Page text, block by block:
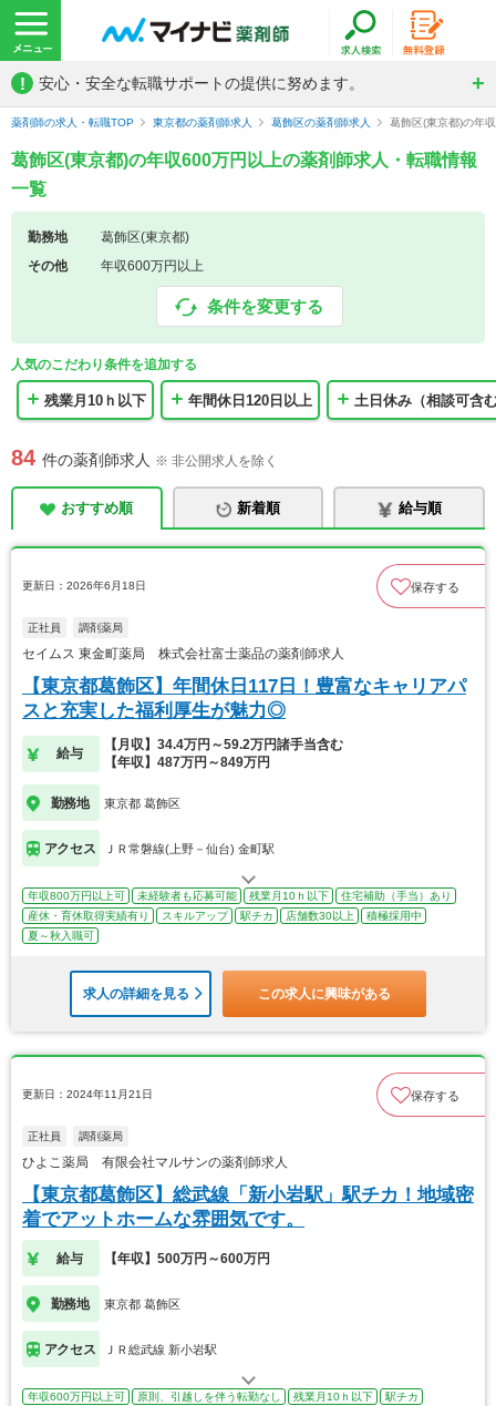
! 安心・安全な転職サポートの提供に努めます。
薬剤師の求人・転職TOP 東京都の薬剤師求人 葛飾区の薬剤師求人 葛飾区(東京都)の年
葛飾区(東京都)の年収600万円以上の薬剤師求人・転職情報
一覧
勤務地
葛飾区(東京都)
その他
年収600万円以上
条件を変更する
人気のこだわり条件を追加する
残業月10ｈ以下 年間休日120日以上 土日休み（相談可含
84 件の薬剤師求人 ※ 非公開求人を除く
おすすめ順 新着順 給与順
更新日：2026年6月18日 保存する
正社員 調剤薬局
セイムス 東金町薬局 株式会社富士薬品の薬剤師求人
【東京都葛飾区】年間休日117日！豊富なキャリアパ
スと充実した福利厚生が魅力◎
給与
【月収】34.4万円～59.2万円諸手当含む
【年収】487万円～849万円
勤務地 東京都 葛飾区
アクセス ＪＲ常磐線(上野－仙台) 金町駅
年収800万円以上可 未経験者も応募可能 残業月10ｈ以下
住宅補助（手当）あり
産休・育休取得実績有り
スキルアップ 駅チカ 店舗数30以上
積極採用中
夏～秋入職可
求人の詳細を見る この求人に興味がある
更新日：2024年11月21日 保存する
正社員 調剤薬局
ひよこ薬局 有限会社マルサンの薬剤師求人
【東京都葛飾区】総武線「新小岩駅」駅チカ！地域密
着でアットホームな雰囲気です。
給与 【年収】500万円～600万円
勤務地 東京都 葛飾区
アクセス ＪＲ総武線 新小岩駅
年収600万円以上可 原則、引越しを伴う転勤なし 残業月10ｈ以下
駅チカ